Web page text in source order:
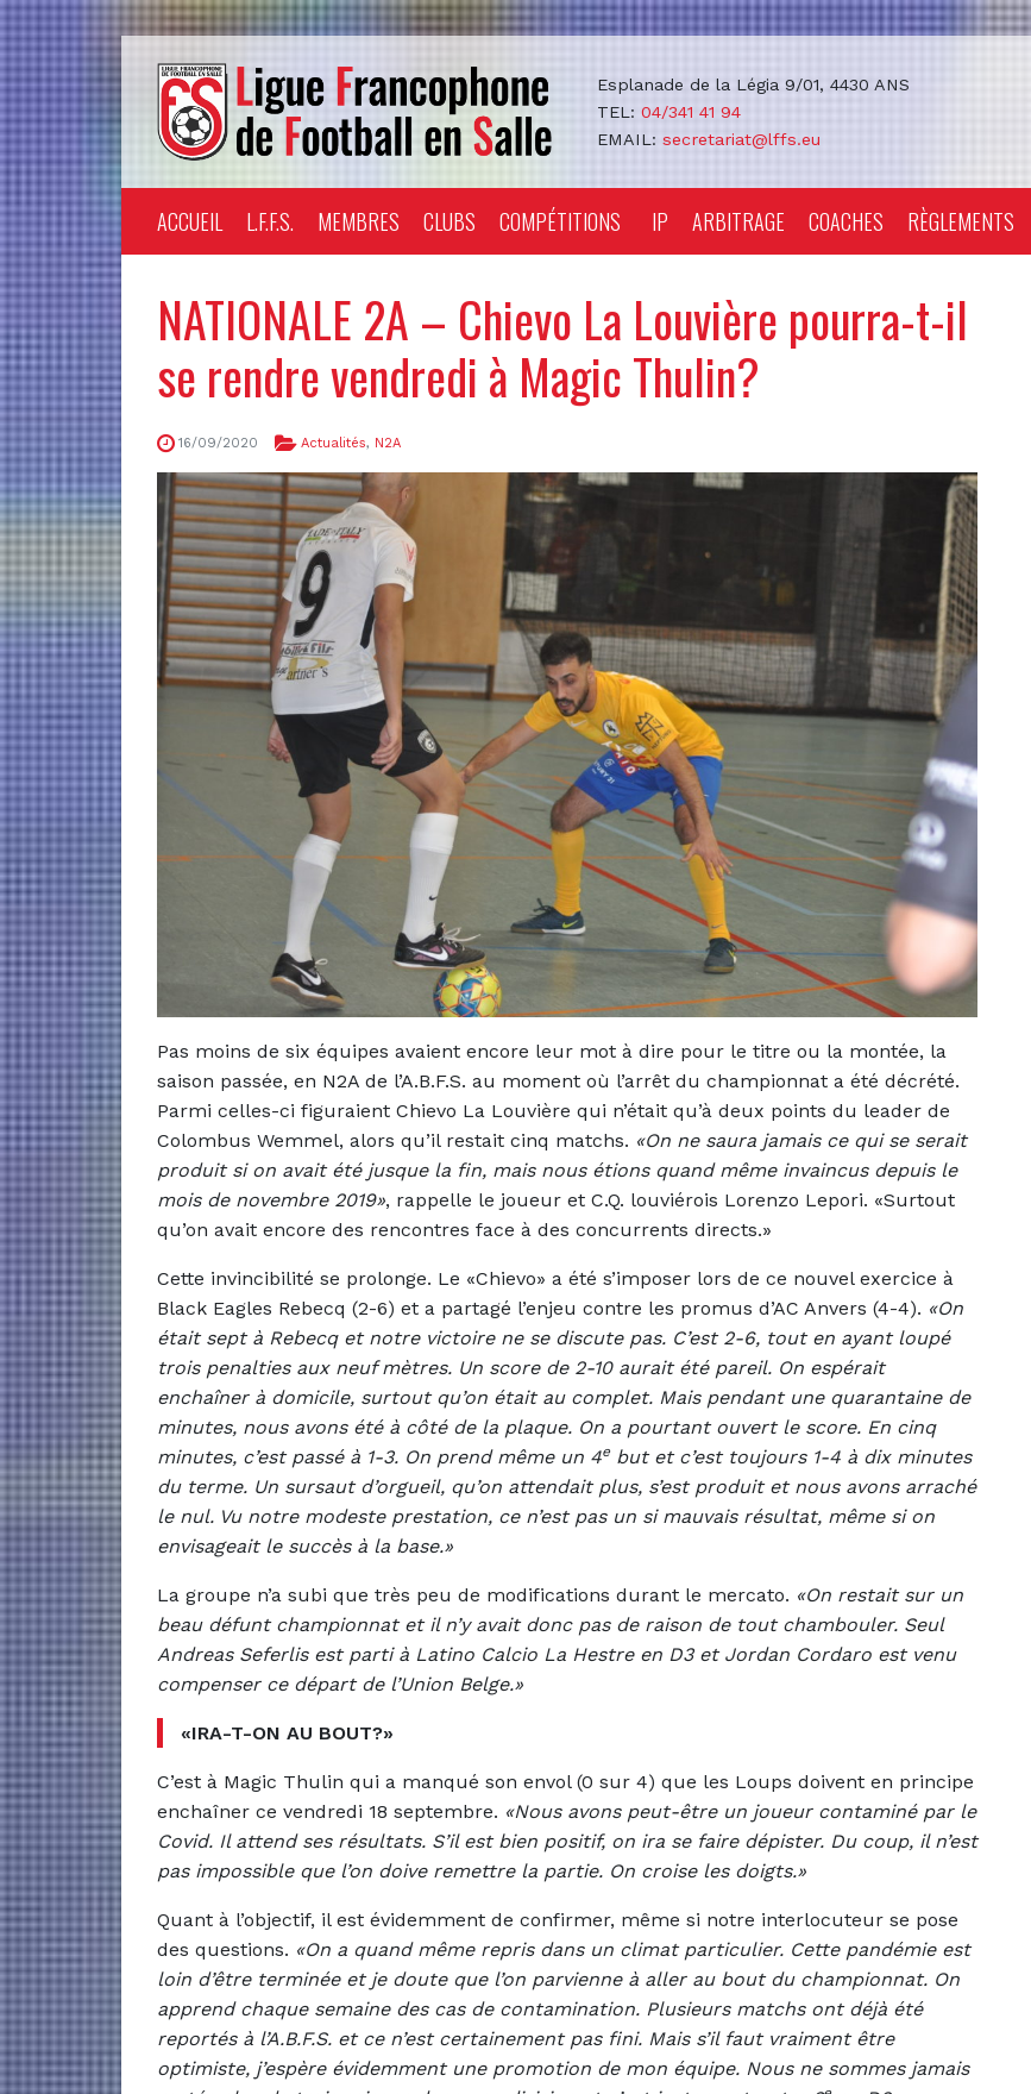
Esplanade de la Légia 9/01, 4430 ANS
TEL: 04/341 41 94
EMAIL: secretariat@lffs.eu
ACCUEIL L.F.F.S. MEMBRES CLUBS COMPÉTITIONS IP ARBITRAGE COACHES RÈGLEMENTS
NATIONALE 2A – Chievo La Louvière pourra-t-il
se rendre vendredi à Magic Thulin?
16/09/2020 Actualités, N2A
Pas moins de six équipes avaient encore leur mot à dire pour le titre ou la montée, la
saison passée, en N2A de l’A.B.F.S. au moment où l’arrêt du championnat a été décrété.
Parmi celles-ci figuraient Chievo La Louvière qui n’était qu’à deux points du leader de
Colombus Wemmel, alors qu’il restait cinq matchs. «On ne saura jamais ce qui se serait
produit si on avait été jusque la fin, mais nous étions quand même invaincus depuis le
mois de novembre 2019», rappelle le joueur et C.Q. louviérois Lorenzo Lepori. «Surtout
qu’on avait encore des rencontres face à des concurrents directs.»
Cette invincibilité se prolonge. Le «Chievo» a été s’imposer lors de ce nouvel exercice à
Black Eagles Rebecq (2-6) et a partagé l’enjeu contre les promus d’AC Anvers (4-4). «On
était sept à Rebecq et notre victoire ne se discute pas. C’est 2-6, tout en ayant loupé
trois penalties aux neuf mètres. Un score de 2-10 aurait été pareil. On espérait
enchaîner à domicile, surtout qu’on était au complet. Mais pendant une quarantaine de
minutes, nous avons été à côté de la plaque. On a pourtant ouvert le score. En cinq
minutes, c’est passé à 1-3. On prend même un 4ebut et c’est toujours 1-4 à dix minutes
du terme. Un sursaut d’orgueil, qu’on attendait plus, s’est produit et nous avons arraché
le nul. Vu notre modeste prestation, ce n’est pas un si mauvais résultat, même si on
envisageait le succès à la base.»
La groupe n’a subi que très peu de modifications durant le mercato. «On restait sur un
beau défunt championnat et il n’y avait donc pas de raison de tout chambouler. Seul
Andreas Seferlis est parti à Latino Calcio La Hestre en D3 et Jordan Cordaro est venu
compenser ce départ de l’Union Belge.»
«IRA-T-ON AU BOUT?»
C’est à Magic Thulin qui a manqué son envol (0 sur 4) que les Loups doivent en principe
enchaîner ce vendredi 18 septembre. «Nous avons peut-être un joueur contaminé par le
Covid. Il attend ses résultats. S’il est bien positif, on ira se faire dépister. Du coup, il n’est
pas impossible que l’on doive remettre la partie. On croise les doigts.»
Quant à l’objectif, il est évidemment de confirmer, même si notre interlocuteur se pose
des questions. «On a quand même repris dans un climat particulier. Cette pandémie est
loin d’être terminée et je doute que l’on parvienne à aller au bout du championnat. On
apprend chaque semaine des cas de contamination. Plusieurs matchs ont déjà été
reportés à l’A.B.F.S. et ce n’est certainement pas fini. Mais s’il faut vraiment être
optimiste, j’espère évidemment une promotion de mon équipe. Nous ne sommes jamais